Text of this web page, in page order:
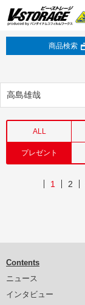
商品検索
高島雄哉
ALL
プレゼント
1 2
Contents
ニュース
インタビュー